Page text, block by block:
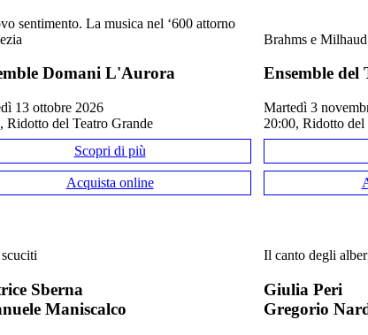
sentimento. La musica nel ‘600 attorno
Domani L'Aurora
13 ottobre 2026
Ridotto del Teatro Grande
Scopri di più
Acquista online
Brahms e Milhaud
Ensemble del
martedì 3
20:00, Ridotto del
Sberna
Maniscalco
Il canto degli
Giulia Peri
Gregorio
IN SCENA — QUESTO EVENTO È GIÀ